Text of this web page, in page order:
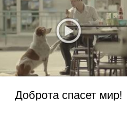
Доброта спасет мир!